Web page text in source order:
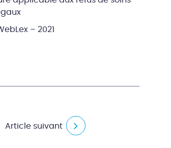
– 2021
Article suivant